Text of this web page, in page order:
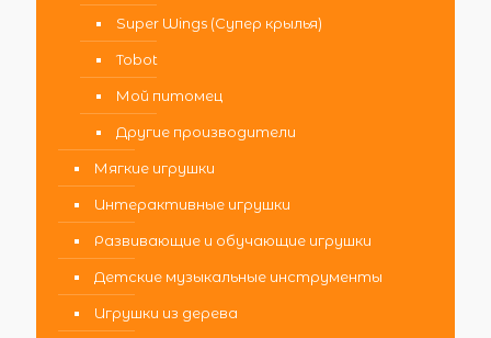
Super Wings (Супер крылья)
Tobot
Мой питомец
Другие производители
Мягкие игрушки
Интерактивные игрушки
Развивающие и обучающие игрушки
Детские музыкальные инструменты
Игрушки из дерева